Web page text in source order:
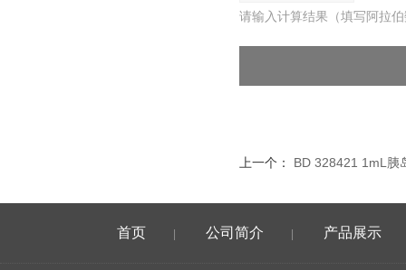
请输入计算结果（填写阿拉
上一个： BD 328421 1mL胰
首页 公司简介 产品展示